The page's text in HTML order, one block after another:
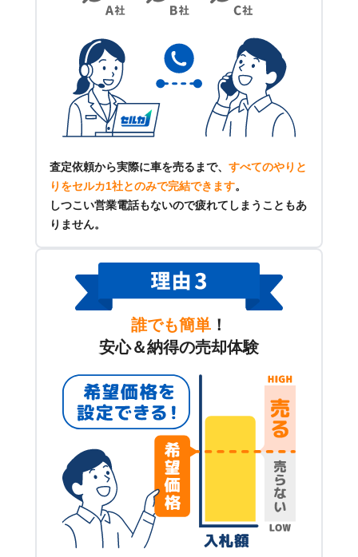
査定依頼から実際に車を売るまで、 すべてのやりと
りをセルカ1社とのみで完結できます。
しつこい営業電話もないので疲れてしまうこともあ
りません。
誰でも簡単 ！
安心＆納得の売却体験